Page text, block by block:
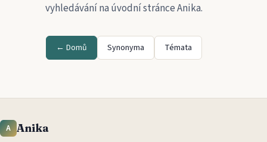
vyhledávání na úvodní stránceAnika.
← Domů Synonyma Témata
A Anika